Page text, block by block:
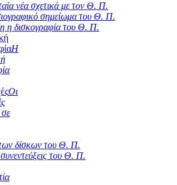
νέα σχετικά με τον Θ. Π.
σημείωμα του Θ. Π.
η δισκογραφία του Θ. Π.
Η
Οι
των δίσκων του Θ. Π.
του Θ. Π.